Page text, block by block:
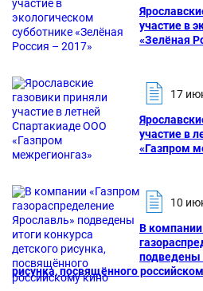
участие в
«Зелёная
17
участие в
«Газпром
10
В
подведены
рисунка, посвящённого